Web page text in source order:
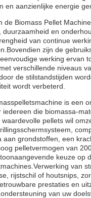
en aanzienlijke energie
de Biomass Pellet
duurzaamheid en
van continue
zijn de
werking ervan
verschillende niveaus
de stilstandstijden
wordt verbeterd.
is een
iedereen die biomassa-
pellets wil
aan grondstoffen, een
pelletvermogen van
keuze op
van
rijstschil of houtsnips,
prestaties en
van uw